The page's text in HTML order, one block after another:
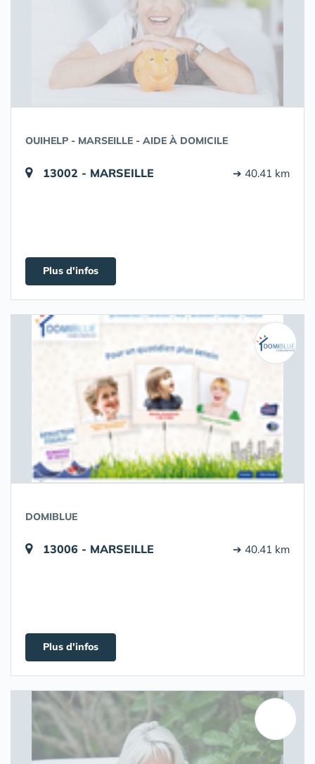
OUIHELP - MARSEILLE - AIDE À DOMICILE
13002 - MARSEILLE ➔ 40.41 km
Plus d'infos
DOMIBLUE
13006 - MARSEILLE ➔ 40.41 km
Plus d'infos